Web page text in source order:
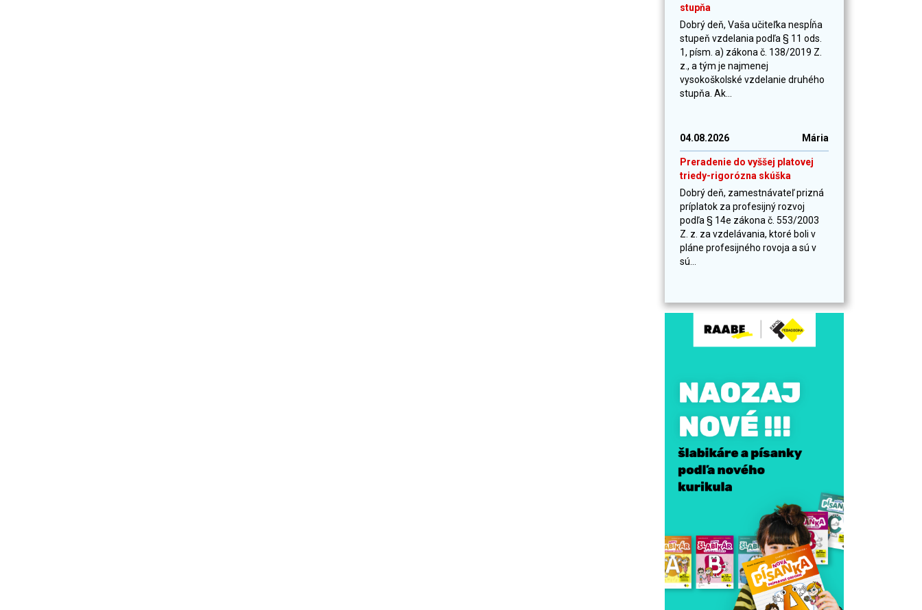
stupňa
Dobrý deň, Vaša učiteľka nespĺňa
stupeň vzdelania podľa § 11 ods.
1, písm. a) zákona č. 138/2019 Z.
z., a tým je najmenej
vysokoškolské vzdelanie druhého
stupňa. Ak...
04.08.2026 Mária
Preradenie do vyššej platovej
triedy-rigorózna skúška
Dobrý deň, zamestnávateľ prizná
príplatok za profesijný rozvoj
podľa § 14e zákona č. 553/2003
Z. z. za vzdelávania, ktoré boli v
pláne profesijného rovoja a sú v
sú...